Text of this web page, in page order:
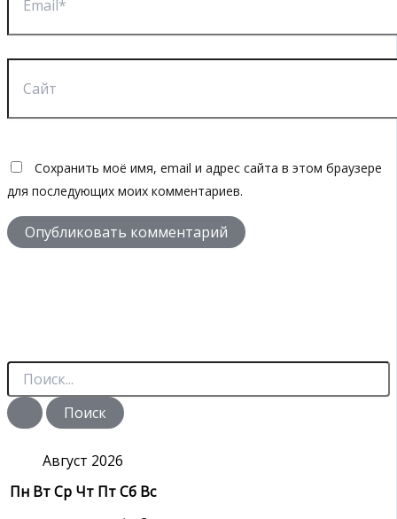
Сохранить моё имя, email и адрес сайта в этом браузере
для последующих моих комментариев.
П
и
с
Август 2026
Пн ВтСр Чт ПтСб Вс